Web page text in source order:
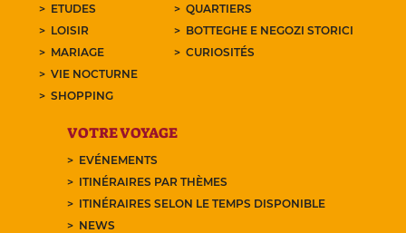
ETUDES
LOISIR
MARIAGE
VIE NOCTURNE
SHOPPING
QUARTIERS
BOTTEGHE E NEGOZI STORICI
CURIOSITÉS
VOTRE VOYAGE
EVÉNEMENTS
ITINÉRAIRES PAR THÈMES
ITINÉRAIRES SELON LE TEMPS DISPONIBLE
NEWS